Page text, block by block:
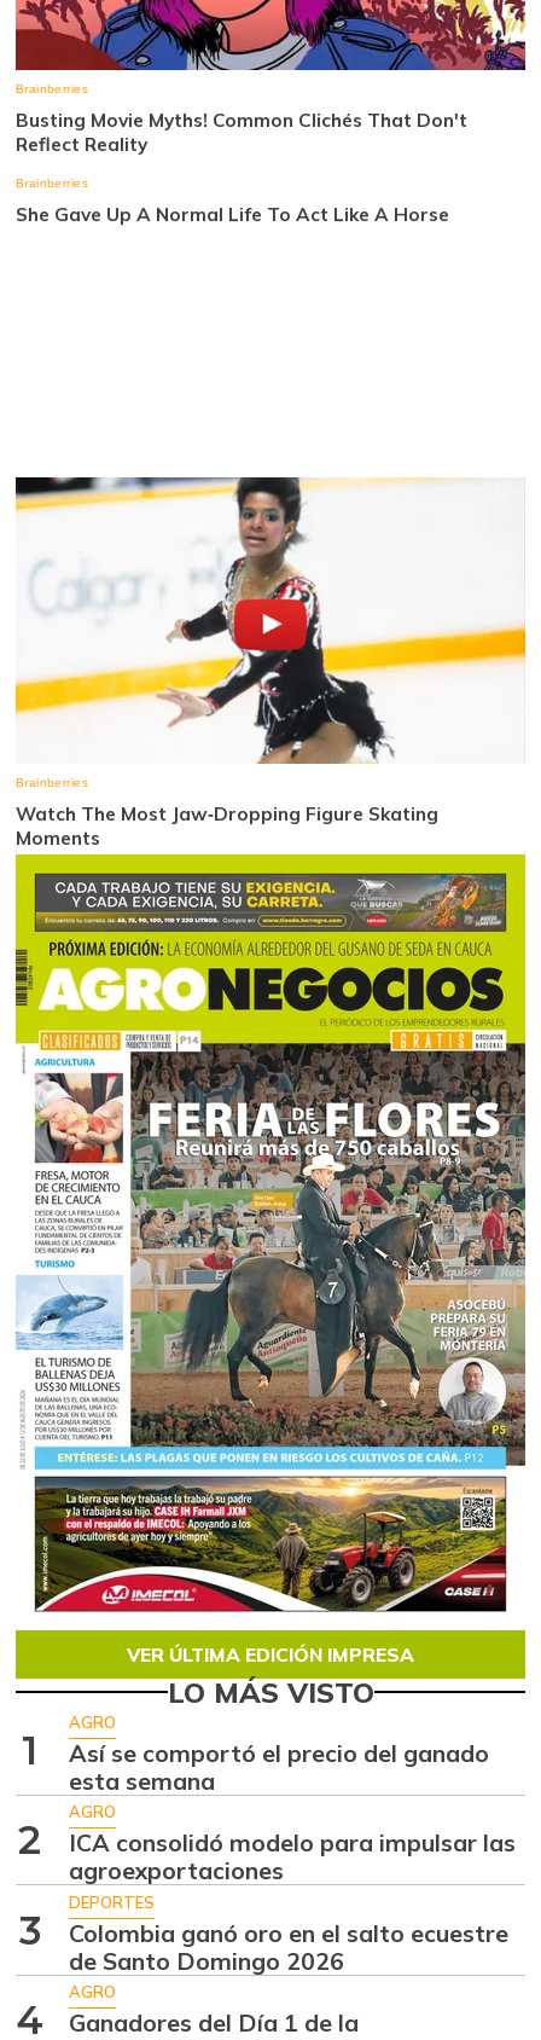
VER ÚLTIMA EDICIÓN IMPRESA
LO MÁS VISTO
1
AGRO
Así se comportó el precio del ganado
esta semana
2
AGRO
ICA consolidó modelo para impulsar las
agroexportaciones
3
DEPORTES
Colombia ganó oro en el salto ecuestre
de Santo Domingo 2026
4
AGRO
Ganadores del Día 1 de la